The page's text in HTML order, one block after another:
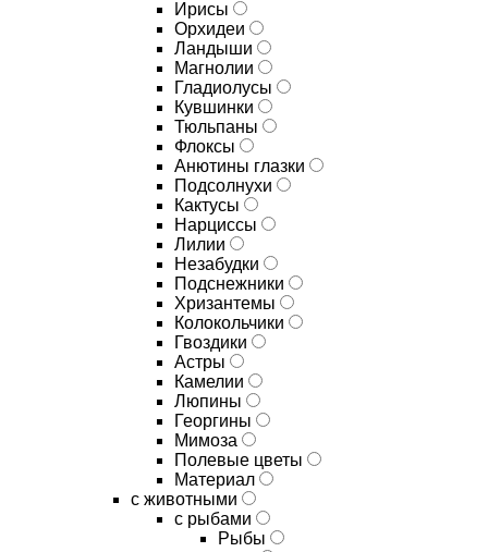
Ирисы
Орхидеи
Ландыши
Магнолии
Гладиолусы
Кувшинки
Тюльпаны
Флоксы
Анютины глазки
Подсолнухи
Кактусы
Нарциссы
Лилии
Незабудки
Подснежники
Хризантемы
Колокольчики
Гвоздики
Астры
Камелии
Люпины
Георгины
Мимоза
Полевые цветы
Материал
с животными
с рыбами
Рыбы